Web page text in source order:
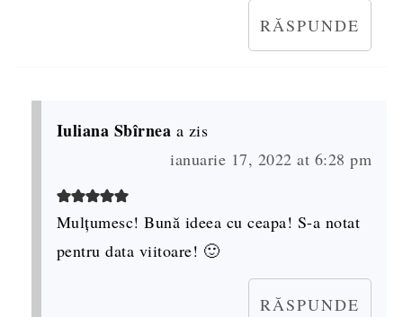
RĂSPUNDE
Iuliana Sbîrnea a zis
ianuarie 17, 2022 at 6:28 pm
Mulțumesc! Bună ideea cu ceapa! S-a notat
pentru data viitoare! 🙂
RĂSPUNDE